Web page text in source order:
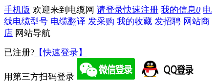
手机版 欢迎来到电缆网 请登录快速注册 我的信息0 电
线电缆型号 电缆翻译 发采购 我的收藏 发招聘 网站商
店 网站导航
已注册? 【快速登录】
用第三方扫码登录